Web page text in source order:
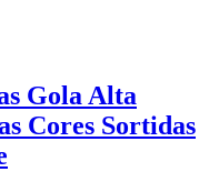
Gola Alta
Cores Sortidas